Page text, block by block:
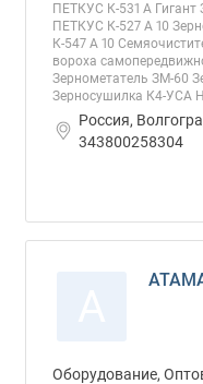
ПЕТКУС К-531 А
ПЕТКУС К-527 А 10
К-547 А 10
вороха
Зернометатель ЗМ-60
Зерносушилка К4-УСА
Россия,
343800258304
Оборудование,